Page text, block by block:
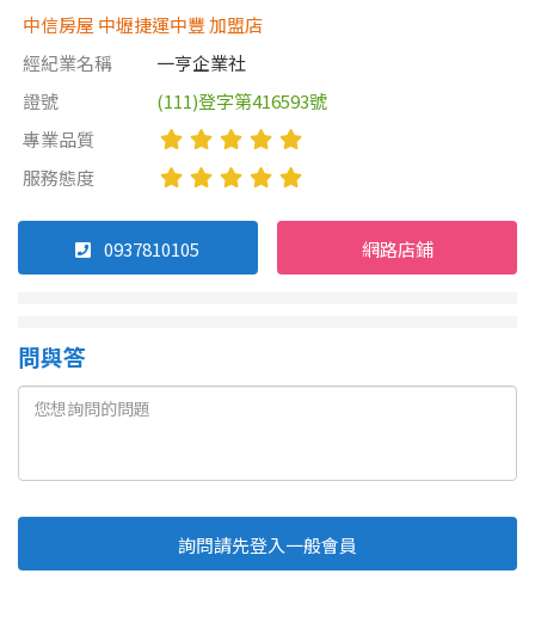
中信房屋 中壢捷運中豐 加盟店
經紀業名稱
一亨企業社
證號
(111)登字第416593號
專業品質
服務態度
0937810105 網路店鋪
問與答
詢問請先登入一般會員